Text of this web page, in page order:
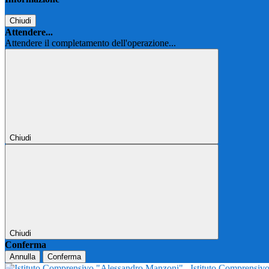
Chiudi
Attendere...
Attendere il completamento dell'operazione...
Chiudi
Chiudi
Conferma
Annulla Conferma